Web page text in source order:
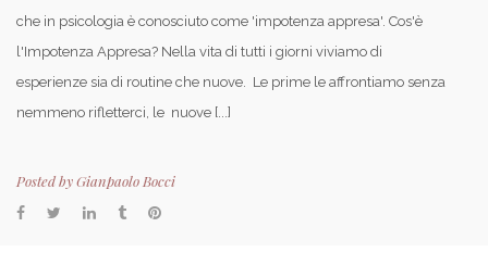
che in psicologia è conosciuto come 'impotenza appresa'. Cos'è
l'Impotenza Appresa? Nella vita di tutti i giorni viviamo di
esperienze sia di routine che nuove. Le prime le affrontiamo senza
nemmeno rifletterci, le nuove [...]
Posted byGianpaolo Bocci